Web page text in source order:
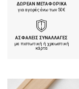
ΔΩΡΕΑΝ ΜΕΤΑΦΟΡΙΚΑ
για αγορές άνω των 50€
ΑΣΦΑΛΕΙΣ ΣΥΝΑΛΛΑΓΕΣ
με πιστωτική ή χρεωστική
κάρτα